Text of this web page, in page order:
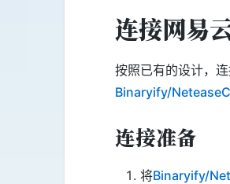
连接网易
按照已有的设计，
Binaryify/
连接准备
将Binaryify/